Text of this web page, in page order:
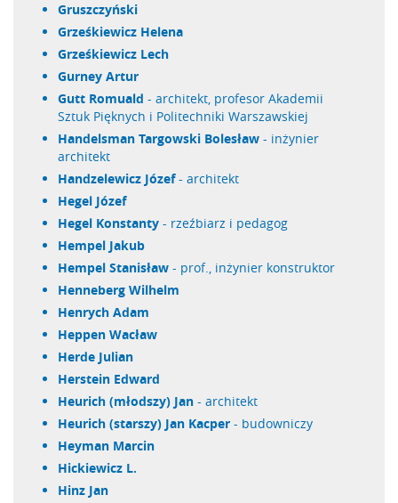
Gruszczyński
Grześkiewicz Helena
Grześkiewicz Lech
Gurney Artur
Gutt Romuald - architekt, profesor Akademii
Sztuk Pięknych i Politechniki Warszawskiej
Handelsman Targowski Bolesław - inżynier
architekt
Handzelewicz Józef- architekt
Hegel Józef
Hegel Konstanty - rzeźbiarz i pedagog
Hempel Jakub
Hempel Stanisław - prof., inżynier konstruktor
Henneberg Wilhelm
Henrych Adam
Heppen Wacław
Herde Julian
Herstein Edward
Heurich (młodszy) Jan - architekt
Heurich (starszy) Jan Kacper - budowniczy
Heyman Marcin
Hickiewicz L.
Hinz Jan